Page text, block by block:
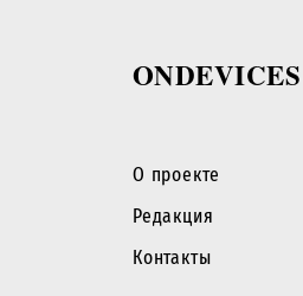
ONDEVICES
О проекте
Редакция
Контакты